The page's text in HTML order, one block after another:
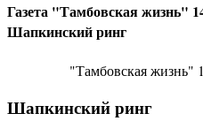
Газета "Тамбовская жизнь"
Шапкинский ринг
"Тамбовская жизнь"
Шапкинский ринг